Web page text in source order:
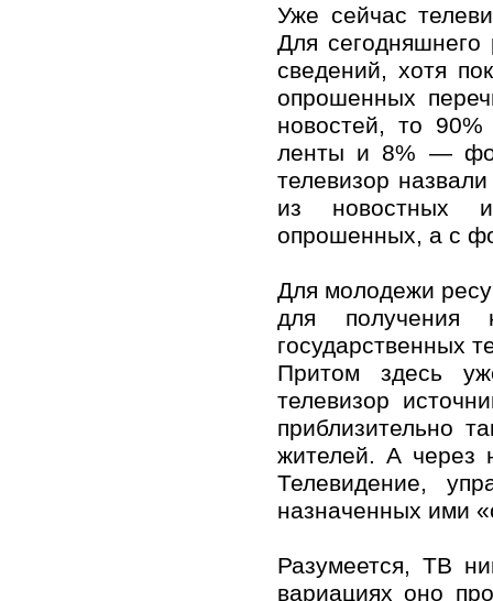
Уже сейчас
Для
сведений, хотя
опрошенных
новостей, то
ленты и 8% —
телевизор
из новостных
опрошенных, а с
Для молодежи
для
государственных
Притом здесь
телевизор
приблизительно
жителей. А через
Телевидение,
назначенных ими
Разумеется, ТВ
вариациях оно